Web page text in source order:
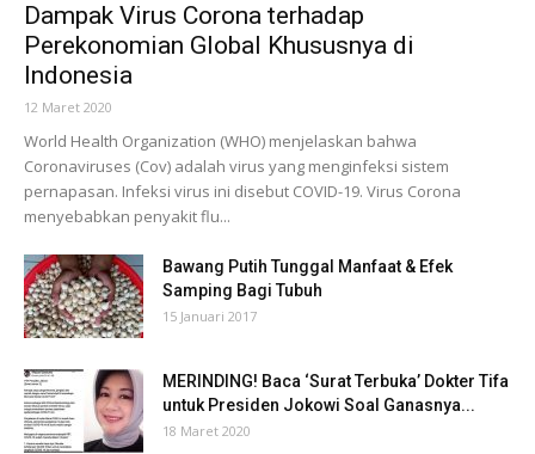
Dampak Virus Corona terhadap
Perekonomian Global Khususnya di
Indonesia
12 Maret 2020
World Health Organization (WHO) menjelaskan bahwa
Coronaviruses (Cov) adalah virus yang menginfeksi sistem
pernapasan. Infeksi virus ini disebut COVID-19. Virus Corona
menyebabkan penyakit flu...
Bawang Putih Tunggal Manfaat & Efek
Samping Bagi Tubuh
15 Januari 2017
MERINDING! Baca ‘Surat Terbuka’ Dokter Tifa
untuk Presiden Jokowi Soal Ganasnya...
18 Maret 2020